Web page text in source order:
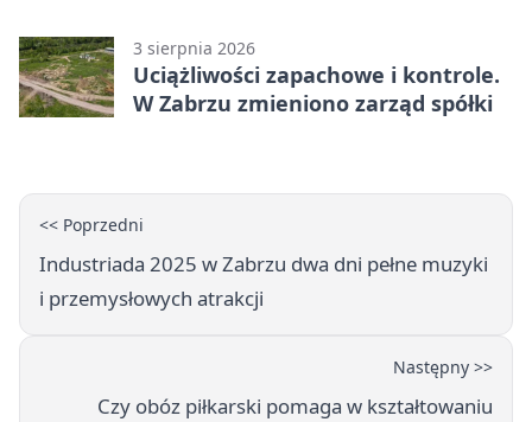
3 sierpnia 2026
Uciążliwości zapachowe i kontrole.
W Zabrzu zmieniono zarząd spółki
<< Poprzedni
Industriada 2025 w Zabrzu dwa dni pełne muzyki
i przemysłowych atrakcji
Następny >>
Czy obóz piłkarski pomaga w kształtowaniu